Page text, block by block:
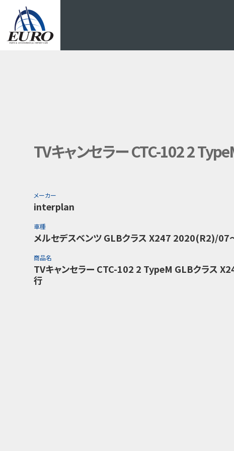
TVキャンセラー CTC-102 2
メーカー
interplan
車種
メルセデスベンツ GLBクラス X247 2020(R2)/07
商品名
TVキャンセラー CTC-102 2 TypeM GLBクラス
行